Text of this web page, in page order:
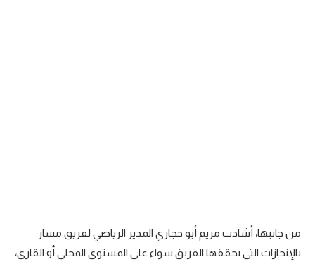
من جانبها، أشادت مريم أبو حجازي المدير الرياضي لفريق مسار
بالإنجازات التي يحققها الفريق سواء على المستوى المحلي أو القاري،